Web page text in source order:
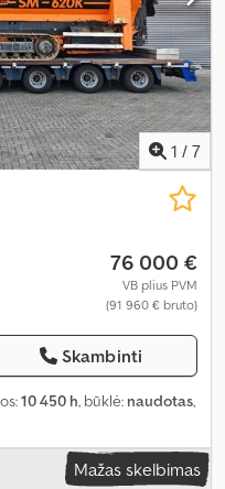
1 / 7
76 000 €
VB plius PVM
(91 960 € bruto)
Skambinti
10 450 h, būklė: naudotas,
Mažas skelbimas